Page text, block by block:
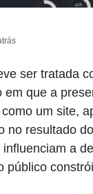
ser tratada
que a
um site,
no resultado
a
público